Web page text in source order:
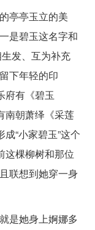
亭亭玉立的美
是碧玉这名字和
生发、互为补充
下年轻的印
府有《碧玉
南朝萧绎《采莲
“小家碧玉”这个
这棵柳树和那位
联想到她穿一身
是她身上婀娜多